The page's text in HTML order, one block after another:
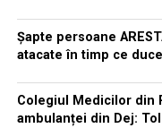
Șapte persoane
atacate în timp ce
Colegiul Medicilor din
ambulanței din Dej: